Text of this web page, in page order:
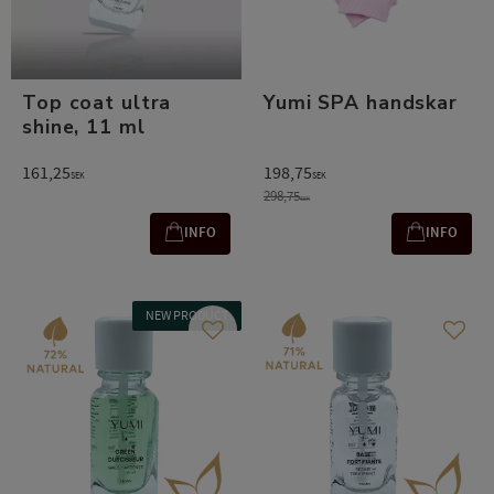
Top coat ultra
shine, 11 ml
161,25SEK
INFO
Yumi SPA handskar
198,75SEK
298,75SEK
INFO
NEW PRODUCT
Add to favorites Add